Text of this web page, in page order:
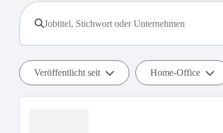
Veröffentlicht seit Home-Office